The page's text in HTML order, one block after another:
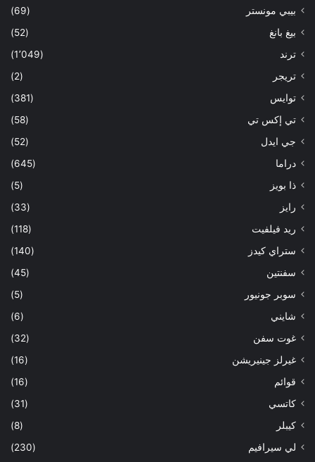
بيبي مونستر
(69)
بيغ بانغ
(52)
ترند
(1٬049)
تريجر
(2)
توايس
(381)
تي إكس تي
(58)
جي ايدل
(52)
دراما
(645)
ذا بويز
(5)
رايز
(33)
ريد فيلفيت
(118)
ستراي كيدز
(140)
سفنتين
(45)
سوبر جونيور
(5)
شايني
(6)
غوت سفن
(32)
غيرلز جينيريشن
(16)
قوائم
(16)
كاتسي
(31)
كيبلر
(8)
لي سيرافيم
(230)